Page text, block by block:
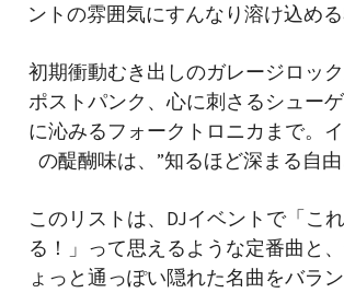
ントの雰囲気にすんなり溶け込める
初期衝動むき出しのガレージロッ
ポストパンク、心に刺さるシュー
に沁みるフォークトロニカまで。
の醍醐味は、”知るほど深まる自由
このリストは、DJイベントで「こ
る！」って思えるような定番曲と
ょっと通っぽい隠れた名曲をバラ